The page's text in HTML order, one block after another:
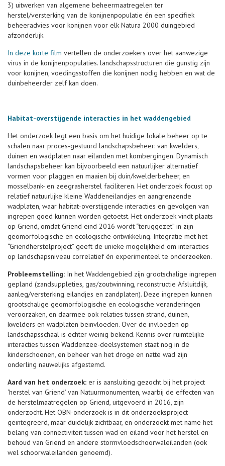
3) uitwerken van algemene beheermaatregelen ter
herstel/versterking van de konijnenpopulatie én een specifiek
beheeradvies voor konijnen voor elk Natura 2000 duingebied
afzonderlijk.
In deze korte film vertellen de onderzoekers over het aanwezige
virus in de konijnenpopulaties. landschapsstructuren die gunstig zijn
voor konijnen, voedingsstoffen die konijnen nodig hebben en wat de
duinbeheerder zelf kan doen.
Habitat-overstijgende interacties in het waddengebied
Het onderzoek legt een basis om het huidige lokale beheer op te
schalen naar proces-gestuurd landschapsbeheer: van kwelders,
duinen en wadplaten naar eilanden met kombergingen. Dynamisch
landschapsbeheer kan bijvoorbeeld een natuurlijker alternatief
vormen voor plaggen en maaien bij duin/kwelderbeheer, en
mosselbank- en zeegrasherstel faciliteren. Het onderzoek focust op
relatief natuurlijke kleine Waddeneilandjes en aangrenzende
wadplaten, waar habitat-overstijgende interacties en gevolgen van
ingrepen goed kunnen worden getoetst. Het onderzoek vindt plaats
op Griend, omdat Griend eind 2016 wordt “teruggezet” in zijn
geomorfologische en ecologische ontwikkeling. Integratie met het
“Griendherstelproject” geeft de unieke mogelijkheid om interacties
op landschapsniveau correlatief én experimenteel te onderzoeken.
Probleemstelling: In het Waddengebied zijn grootschalige ingrepen
gepland (zandsuppleties, gas/zoutwinning, reconstructie Afsluitdijk,
aanleg/versterking eilandjes en zandplaten). Deze ingrepen kunnen
grootschalige geomorfologische en ecologische veranderingen
veroorzaken, en daarmee ook relaties tussen strand, duinen,
kwelders en wadplaten beïnvloeden. Over de invloeden op
landschapsschaal is echter weinig bekend. Kennis over ruimtelijke
interacties tussen Waddenzee-deelsystemen staat nog in de
kinderschoenen, en beheer van het droge en natte wad zijn
onderling nauwelijks afgestemd.
Aard van het onderzoek: er is aansluiting gezocht bij het project
‘herstel van Griend’ van Natuurmonumenten, waarbij de effecten van
de herstelmaatregelen op Griend, uitgevoerd in 2016, zijn
onderzocht. Het OBN-onderzoek is in dit onderzoeksproject
geïntegreerd, maar duidelijk zichtbaar, en onderzoekt met name het
belang van connectiviteit tussen wad en eiland voor het herstel en
behoud van Griend en andere stormvloedschoorwaleilanden (ook
wel schoorwaleilanden genoemd).